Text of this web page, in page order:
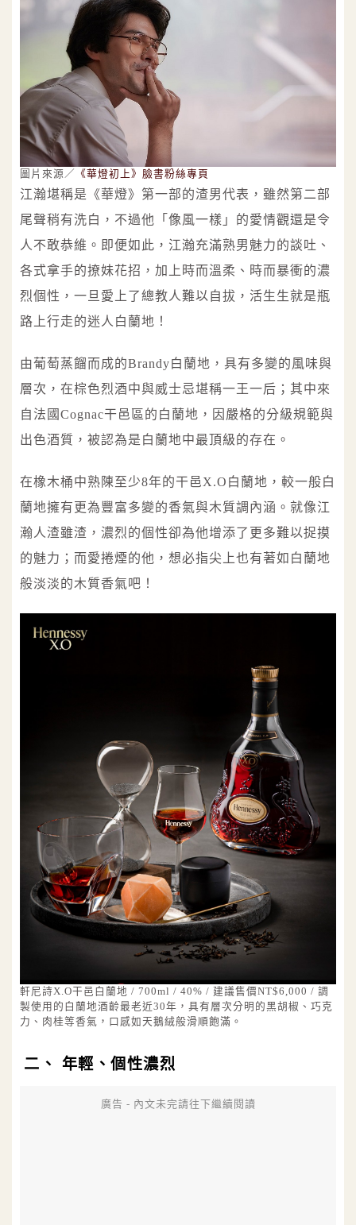
圖片來源／ 《華燈初上》臉書粉絲專頁
江瀚堪稱是《華燈》第一部的渣男代表，雖然第二部
尾聲稍有洗白，不過他「像風一樣」的愛情觀還是令
人不敢恭維。即便如此，江瀚充滿熟男魅力的談吐、
各式拿手的撩妹花招，加上時而溫柔、時而暴衝的濃
烈個性，一旦愛上了總教人難以自拔，活生生就是瓶
路上行走的迷人白蘭地！
由葡萄蒸餾而成的Brandy白蘭地，具有多變的風味與
層次，在棕色烈酒中與威士忌堪稱一王一后；其中來
自法國Cognac干邑區的白蘭地，因嚴格的分級規範與
出色酒質，被認為是白蘭地中最頂級的存在。
在橡木桶中熟陳至少8年的干邑X.O白蘭地，較一般白
蘭地擁有更為豐富多變的香氣與木質調內涵。就像江
瀚人渣雖渣，濃烈的個性卻為他增添了更多難以捉摸
的魅力；而愛捲煙的他，想必指尖上也有著如白蘭地
般淡淡的木質香氣吧！
軒尼詩X.O干邑白蘭地 / 700ml / 40% / 建議售價NT$6,000 / 調
製使用的白蘭地酒齡最老近30年，具有層次分明的黑胡椒、巧克
力、肉桂等香氣，口感如天鵝絨般滑順飽滿。
二、 年輕、個性濃烈
廣告 - 內文未完請往下繼續閱讀